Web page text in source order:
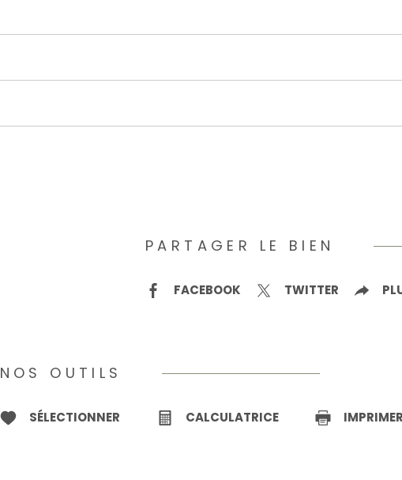
PARTAGER LE BIEN
FACEBOOK TWITTER
NOS OUTILS
SÉLECTIONNER CALCULATRICE IMPRIMER